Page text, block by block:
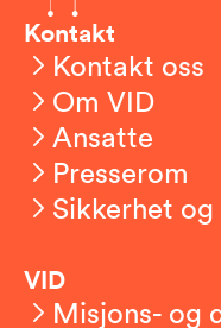
Kontakt
Kontakt oss
Om VID
Ansatte
Presserom
Sikkerhet
VID
Misjons- og